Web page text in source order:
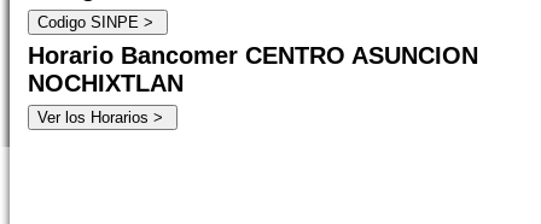
Horario Bancomer CENTRO ASUNCION
NOCHIXTLAN